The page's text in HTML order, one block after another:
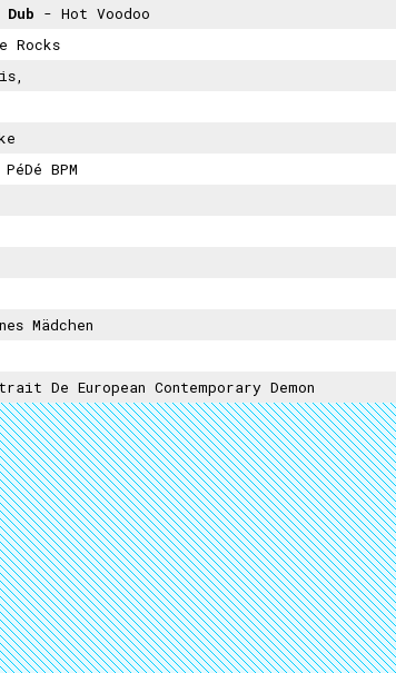
- Hot Voodoo
Rocks
BPM
Mädchen
De European Contemporary Demon